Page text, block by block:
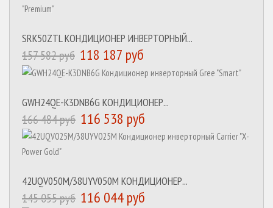
SRK50ZTL КОНДИЦИОНЕР ИНВЕРТОРНЫЙ...
157 582 руб 118 187 руб
GWH24QE-K3DNB6G КОНДИЦИОНЕР...
166 484 руб 116 538 руб
42UQV050M/38UYV050M КОНДИЦИОНЕР...
145 055 руб 116 044 руб